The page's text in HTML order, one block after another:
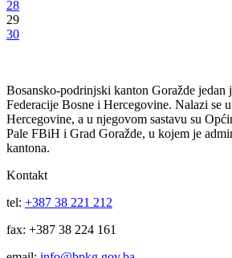
Ministar za obrazovanje posjetio Srednju
Hadžović“
Sa menadžmentom ove ustanove
07.04.2017